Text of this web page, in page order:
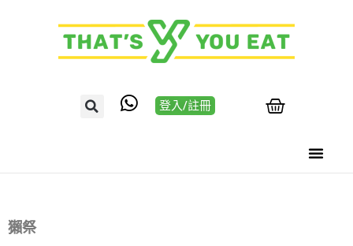
登入/註冊
獺祭